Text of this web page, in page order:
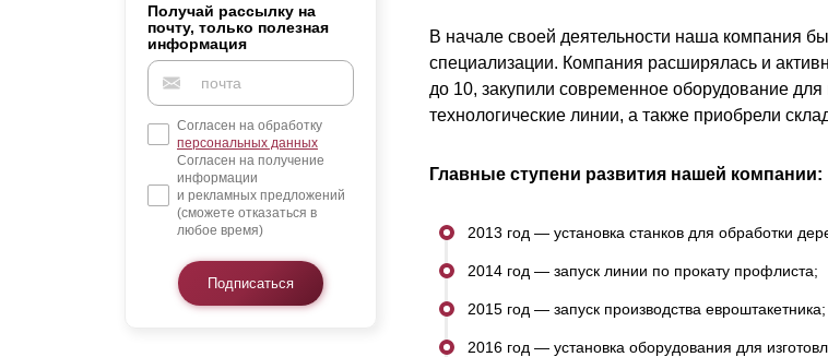
Заборы под ключ
Готовые заборы
Комплекты заборов-лего
Быстровозводимые заборы
Получай рассылку на
почту, только полезная
информация
Согласен на обработку
персональных данных
Согласен на получение
информации
и рекламных предложений
(сможете отказаться в
любое время)
Подписаться
оцинкованной стали и с полимерным
Российских металлургических комбинатов.
качества готовых изделий, позволяет нам
В начале своей деятельности наша компания
специализации. Компания расширялась и
до 10, закупили современное оборудование
технологические линии, а также приобрели
Главные ступени развития нашей компании:
2013 год — установка станков для обработки
2014 год — запуск линии по прокату профлиста;
2015 год — запуск производства евроштакетника;
2016 год — установка оборудования для